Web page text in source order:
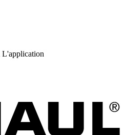
L'application